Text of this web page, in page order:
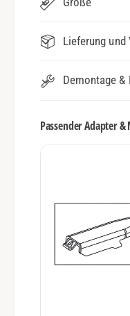
Lieferung und
Demontage &
Passender Adapter &